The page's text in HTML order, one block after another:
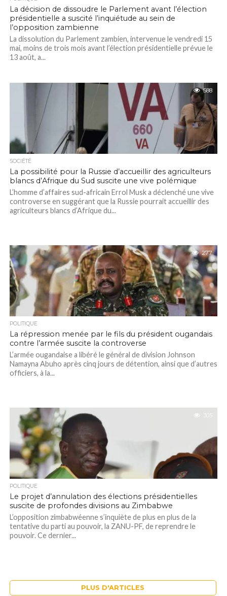
La décision de dissoudre le Parlement avant l’élection
présidentielle a suscité l’inquiétude au sein de
l’opposition zambienne
La dissolution du Parlement zambien, intervenue le vendredi 15
mai, moins de trois mois avant l’élection présidentielle prévue le
13 août, a...
588
SOCIÉTÉ
La possibilité pour la Russie d’accueillir des agriculteurs
blancs d’Afrique du Sud suscite une vive polémique
L’homme d’affaires sud-africain Errol Musk a déclenché une vive
controverse en suggérant que la Russie pourrait accueillir des
agriculteurs blancs d’Afrique du...
277
POLITIQUE
La répression menée par le fils du président ougandais
contre l’armée suscite la controverse
L’armée ougandaise a libéré le général de division Johnson
Namayna Abuho après cinq jours de détention, ainsi que d’autres
officiers, à la...
305
POLITIQUE
Le projet d’annulation des élections présidentielles
suscite de profondes divisions au Zimbabwe
L’opposition zimbabwéenne s’inquiète de plus en plus de la
tentative du parti au pouvoir, la ZANU-PF, de reprendre le
pouvoir. Ce dernier...
PLUS D'ARTICLES